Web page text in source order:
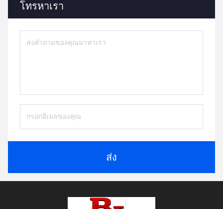
โทรหาเรา
ส่ง